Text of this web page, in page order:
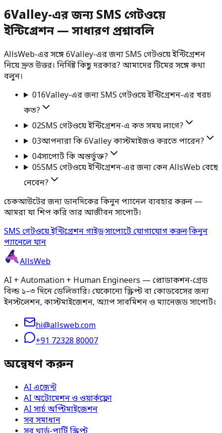
6Valley-এর জন্য SMS গেটওয়ে
ইন্টিগ্রেশন — সাধারণ প্রশ্নাবলি
AllsWeb-এর সঙ্গে 6Valley-এর জন্য SMS গেটওয়ে ইন্টিগ্রেশন
নিয়ে দ্রুত উত্তর। নির্দিষ্ট কিছু দরকার? আমাদের টিমের সঙ্গে কথা
বলুন।
016Valley-এর জন্য SMS গেটওয়ে ইন্টিগ্রেশন-এর খরচ
কত?
02SMS গেটওয়ে ইন্টিগ্রেশন-এ কত সময় লাগে?
03আপনারা কি 6Valley কাস্টমাইজও করতে পারেন?
04সাপোর্ট কি অন্তর্ভুক্ত?
05SMS গেটওয়ে ইন্টিগ্রেশন-এর জন্য কেন AllsWeb বেছে
নেবেন?
চেকআউটের জন্য ডানদিকের কিনুন প্যানেল ব্যবহার করুন —
আমরা যা শিপ করি তার আজীবন সাপোর্ট।
SMS গেটওয়ে ইন্টিগ্রেশন গাইড·সাপোর্টে যোগাযোগ করুন·কিনুন
প্যানেলে যান
AllsWeb
AI + Automation + Human Engineers — প্রোডাকশন-গ্রেড
বিল্ড ১–৩ দিনে ডেলিভারি। যেকোনো স্ক্রিপ্ট বা কোডবেসের জন্য
ইনস্টলেশন, কাস্টমাইজেশন, অ্যাপ সাবমিশন ও ম্যানেজড সাপোর্ট।
hi@allsweb.com
+91 72328 80007
অন্বেষণ করুন
AI এজেন্ট
AI অটোমেশন ও ওয়ার্কফ্লো
AI সার্চ অপ্টিমাইজেশন
সব সমাধান